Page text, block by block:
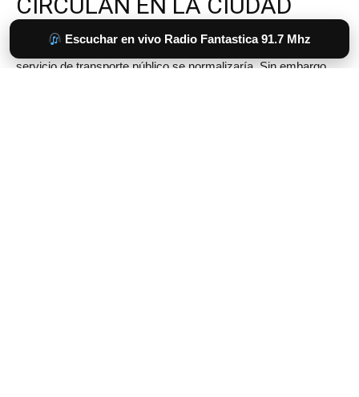
Escuchar en vivo Radio Fantastica 91.7 Mhz